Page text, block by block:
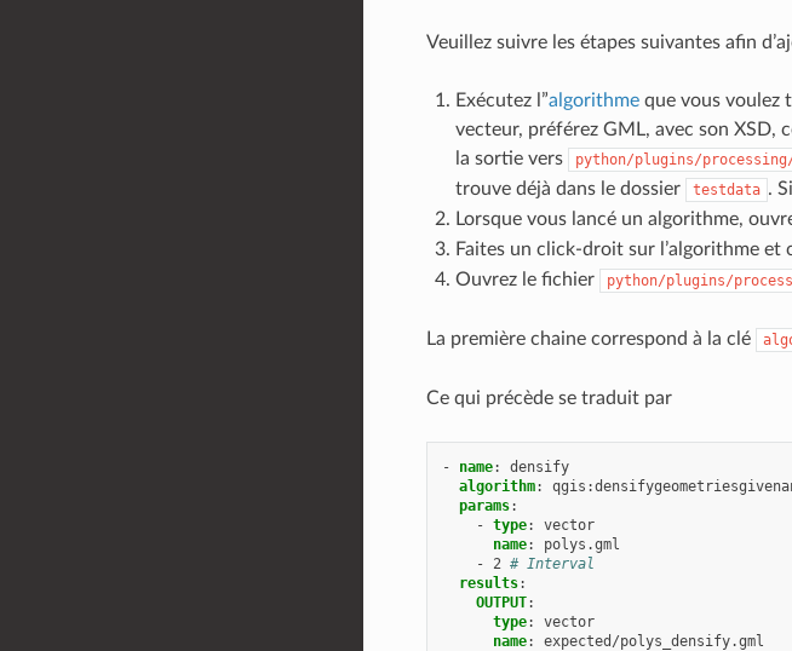
Veuillez suivre les étapes suivantes afin
Exécutez l”algorithmeque vous voulez
vecteur, préférez GML, avec son XSD,
la sortie vers
python/plugins/
trouve déjà dans le dossier
testdata .
Lorsque vous lancé un algorithme,
Faites un click-droit sur l’algorithme et
Ouvrez le fichier
python/plugins/
La première chaine correspond à la clé
Ce qui précède se traduit par
- name:
densify
algorithm:
params:
- type:
vector
name:
polys.gml
-
2 # Interval
results:
OUTPUT:
type:
vector
name: expected/polys_densify.gml